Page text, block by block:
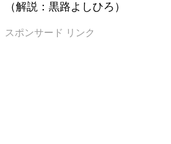
（解説：黒路よしひろ）
スポンサード リンク